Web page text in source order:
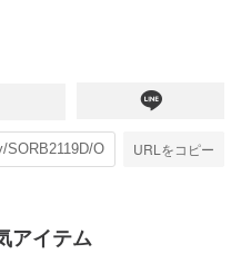
URLをコピー
アイテム